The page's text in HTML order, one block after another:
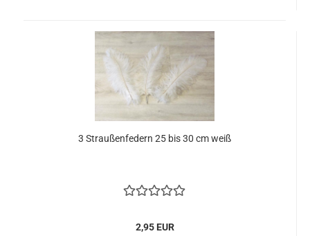
3 Straußenfedern 25 bis 30 cm weiß
2,95 EUR